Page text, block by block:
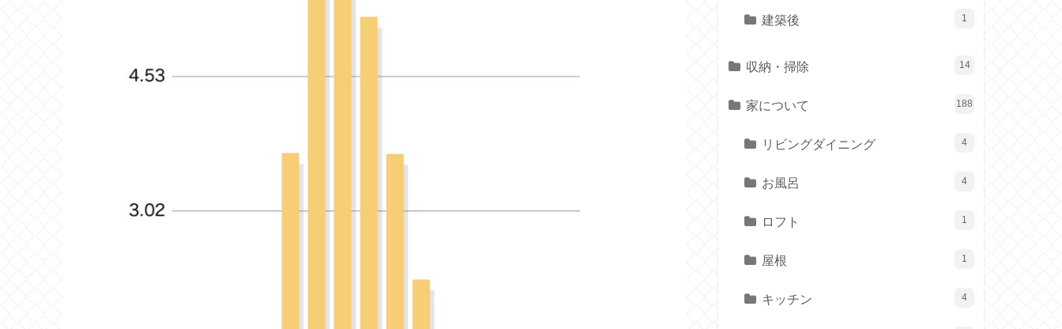
建築後 1
収納・掃除 14
家について 188
リビングダイニング 4
お風呂 4
ロフト 1
屋根 1
キッチン 4